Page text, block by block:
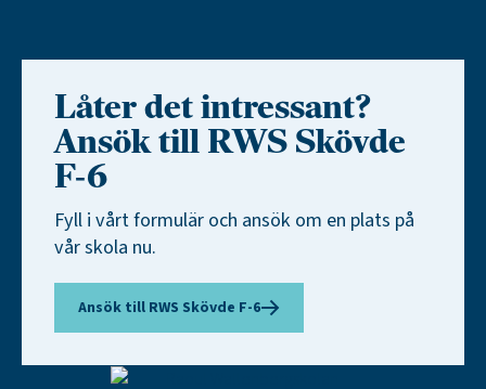
Låter det intressant?
Ansök till RWS Skövde
F-6
Fyll i vårt formulär och ansök om en plats på
vår skola nu.
Ansök till RWS Skövde F-6